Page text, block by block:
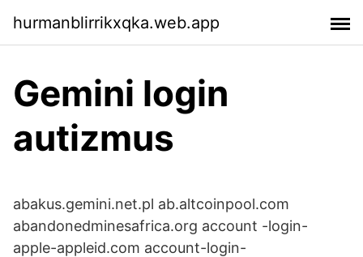
hurmanblirrikxqka.web.app
Gemini login
autizmus
abakus.gemini.net.pl ab.altcoinpool.com
abandonedminesafrica.org account -login-
apple-appleid.com account-login-